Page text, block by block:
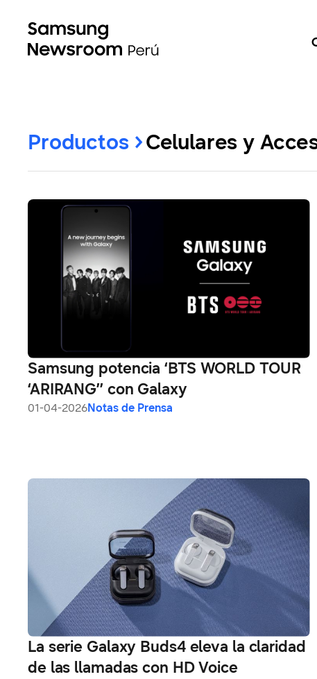
Productos Celulares y
Samsung potencia ‘BTS WORLD TOUR
‘ARIRANG’’ con Galaxy
01-04-2026Notas de Prensa
La serie Galaxy Buds4 eleva la claridad
de las llamadas con HD Voice